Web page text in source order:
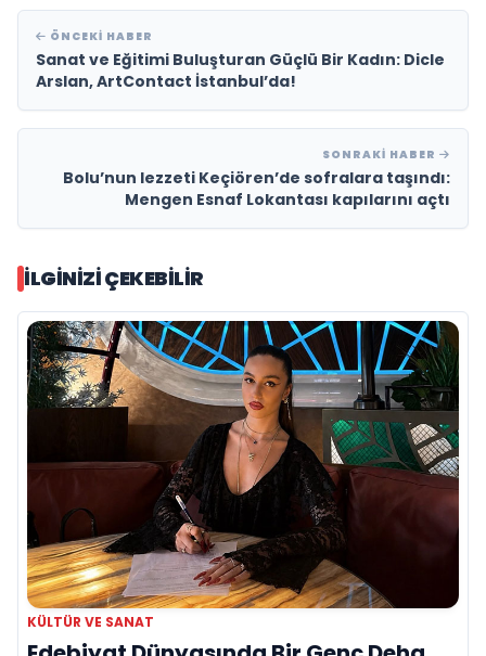
ÖNCEKI HABER
Sanat ve Eğitimi Buluşturan Güçlü Bir Kadın: Dicle
Arslan, ArtContact İstanbul’da!
SONRAKI HABER
Bolu’nun lezzeti Keçiören’de sofralara taşındı:
Mengen Esnaf Lokantası kapılarını açtı
İLGINIZI ÇEKEBILIR
KÜLTÜR VE SANAT